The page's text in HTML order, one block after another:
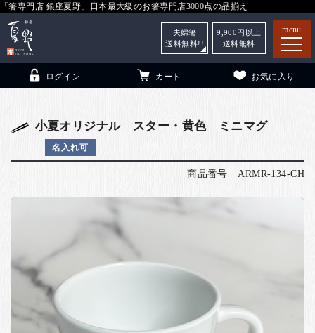
「箸専門店 銀座夏野」日本最大級のお箸専門店3000点の品揃え
menu
箸（贈答用・自宅用）
について
ご利用ガイド
法人・飲食店のお客様
お客様の声
ログイン カート お気に入り
夫婦箸
送料無料!!
9,900 円以上
送料無料
小夏オリジナル スター・黄色 ミニマグ
名入れ可
商品番号 ARMR-134-CH